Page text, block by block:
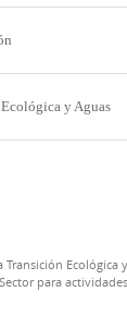
y Aguas
Ecológica
para